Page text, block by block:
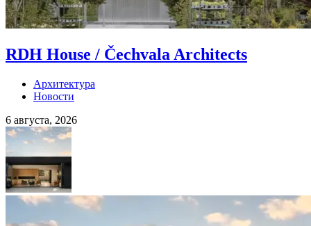
RDH House / Čechvala Architects
Архитектура
Новости
6 августа, 2026